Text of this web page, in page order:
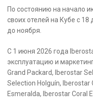
По состоянию на начало
своих отелей на Кубе с
до ноября.
С 1 июня 2026 года
эксплуатацию и
Grand Packard, Iberostar
Selection Holguín, Iberostar
Esmeralda, Iberostar Coral